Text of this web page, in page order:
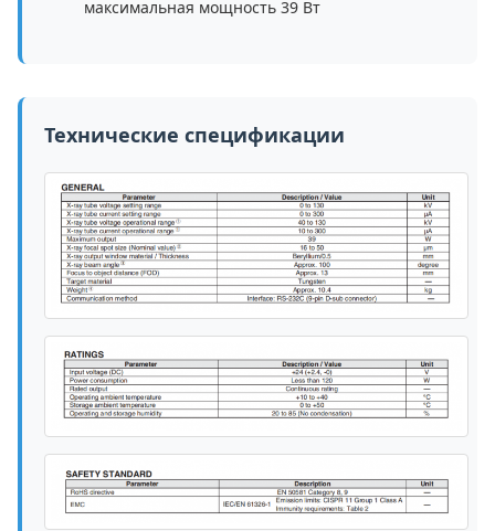
максимальная мощность 39 Вт
Технические спецификации